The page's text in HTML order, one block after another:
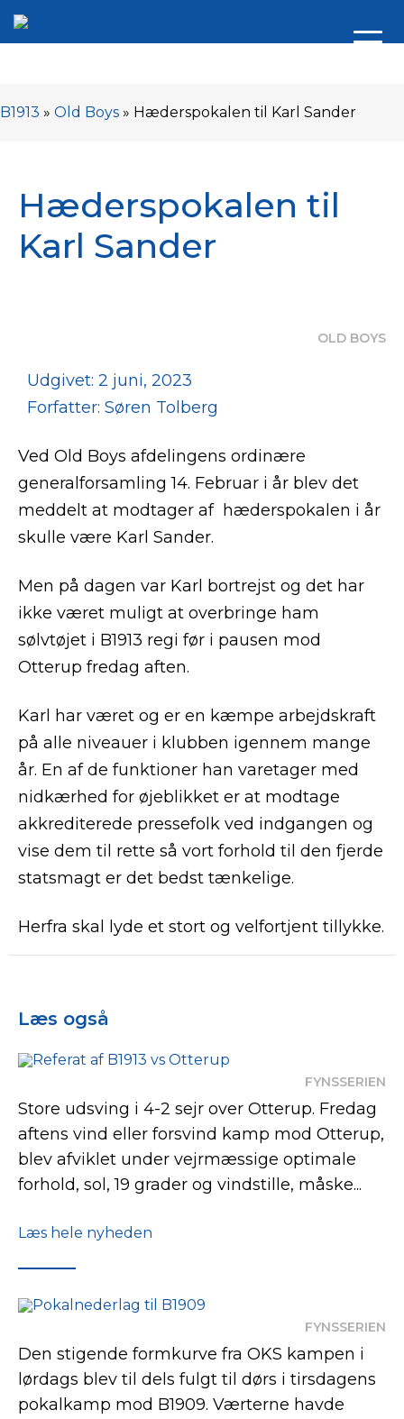
B1913 » Old Boys » Hæderspokalen til Karl Sander
Hæderspokalen til
Karl Sander
OLD BOYS
Udgivet: 2 juni, 2023
Forfatter: Søren Tolberg
Ved Old Boys afdelingens ordinære
generalforsamling 14. Februar i år blev det
meddelt at modtager af hæderspokalen i år
skulle være Karl Sander.
Men på dagen var Karl bortrejst og det har
ikke været muligt at overbringe ham
sølvtøjet i B1913 regi før i pausen mod
Otterup fredag aften.
Karl har været og er en kæmpe arbejdskraft
på alle niveauer i klubben igennem mange
år. En af de funktioner han varetager med
nidkærhed for øjeblikket er at modtage
akkrediterede pressefolk ved indgangen og
vise dem til rette så vort forhold til den fjerde
statsmagt er det bedst tænkelige.
Herfra skal lyde et stort og velfortjent tillykke.
Læs også
FYNSSERIEN
Store udsving i 4-2 sejr over Otterup. Fredag
aftens vind eller forsvind kamp mod Otterup,
blev afviklet under vejrmæssige optimale
forhold, sol, 19 grader og vindstille, måske...
Læs hele nyheden
FYNSSERIEN
Den stigende formkurve fra OKS kampen i
lørdags blev til dels fulgt til dørs i tirsdagens
pokalkamp mod B1909. Værterne havde